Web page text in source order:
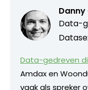
Data-
Data-gedreven
Amdax en
vaak als spreker